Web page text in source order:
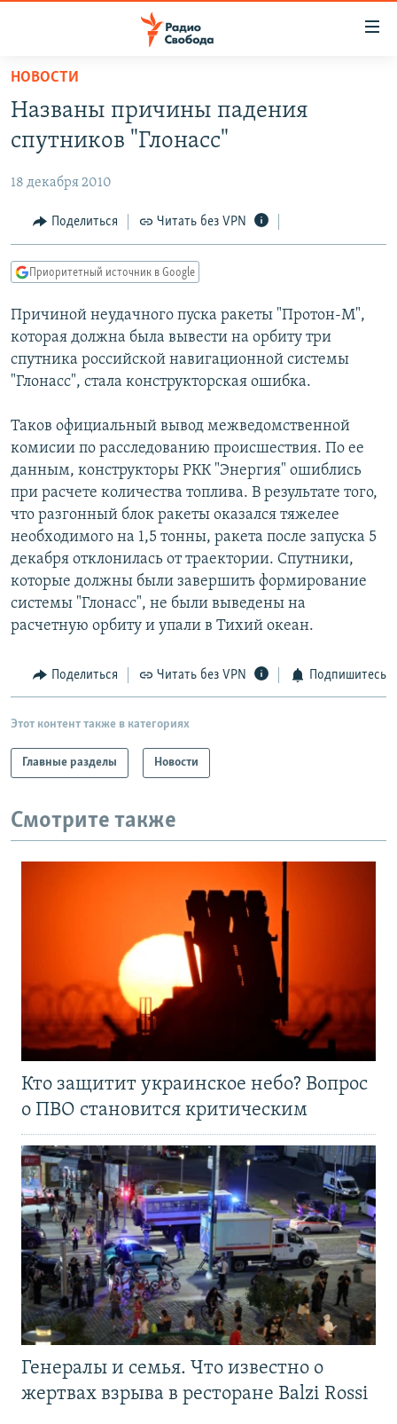
упрощенного
доступа
основному
Вернутся
главной
навигации
Вернутся
поиску
АВТОРСКИЕ ПРОЕКТЫ
ЦИТАТЫ СВОБОДЫ
МНЕНИЯ
IDEL.РЕАЛИИ
КАВКАЗ.РЕАЛИИ
СЕВЕР.РЕАЛИИ
СИБИРЬ.РЕАЛИИ
РАСПИСАНИЕ ВЕЩАНИЯ
ПОДПИШИТЕСЬ НА РАССЫЛКУ
СОЦИАЛЬНЫЕ СЕТИ
Все сайты РСЕ/РС
НОВОСТИ
Названы причины падения
спутников "Глонасс"
18 декабря 2010
Поделиться Читать без VPN
Приоритетный источник в Google
Причиной неудачного пуска ракеты "Протон-М",
которая должна была вывести на орбиту три
спутника российской навигационной системы
"Глонасс", стала конструкторская ошибка.
Таков официальный вывод межведомственной
комисии по расследованию происшествия. По ее
данным, конструкторы РКК "Энергия" ошиблись
при расчете количества топлива. В результате того,
что разгонный блок ракеты оказался тяжелее
необходимого на 1,5 тонны, ракета после запуска 5
декабря отклонилась от траектории. Спутники,
которые должны были завершить формирование
системы "Глонасс", не были выведены на
расчетную орбиту и упали в Тихий океан.
Поделиться Читать без VPN Подпишитесь
Этот контент также в категориях
Главные разделы Новости
Смотрите также
Кто защитит украинское небо? Вопрос
о ПВО становится критическим
Генералы и семья. Что известно о
жертвах взрыва в ресторане Balzi Rossi